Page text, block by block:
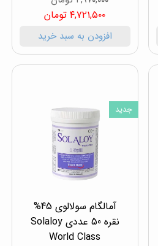
۴,۷۲۱,۵۰۰ تومان
افزودن به سبد خرید
آمالگام سولالوی 45%
نقره 50 عددی Solaloy
World Class
جدید